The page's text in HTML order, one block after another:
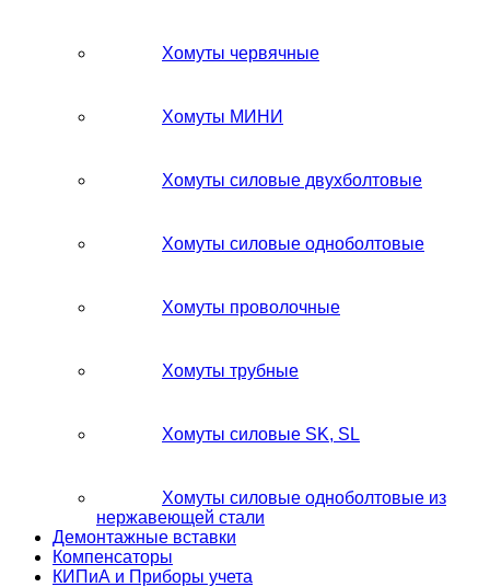
Хомуты червячные
Хомуты МИНИ
Хомуты силовые двухболтовые
Хомуты силовые одноболтовые
Хомуты проволочные
Хомуты трубные
Хомуты силовые SK, SL
Хомуты силовые одноболтовые из
нержавеющей стали
Демонтажные вставки
Компенсаторы
КИПиА и Приборы учета